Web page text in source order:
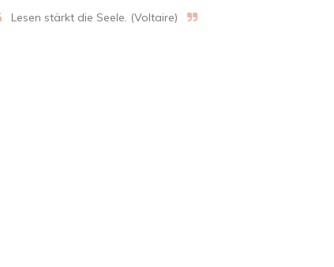
Lesen stärkt die Seele. (Voltaire)